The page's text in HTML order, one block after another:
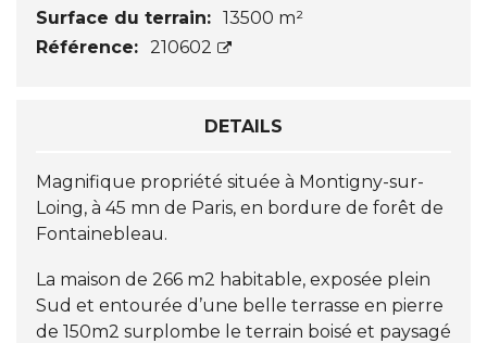
Surface du terrain: 13500 m²
Référence: 210602
DETAILS
Magnifique propriété située à Montigny-sur-
Loing, à 45 mn de Paris, en bordure de forêt de
Fontainebleau.
La maison de 266 m2 habitable, exposée plein
Sud et entourée d’une belle terrasse en pierre
de 150m2 surplombe le terrain boisé et paysagé